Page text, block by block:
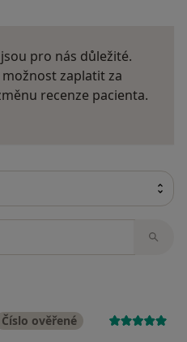
pro nás důležité.
zaplatit za
recenze pacienta.
Číslo ověřené